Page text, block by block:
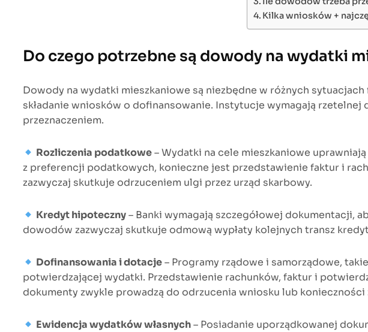
Kilka wniosków +
Do czego potrzebne są dowody na wydatki
Dowody na wydatki mieszkaniowe są niezbędne w różnych
składanie wniosków o dofinansowanie. Instytucje wymagają
przeznaczeniem.
Rozliczenia podatkowe– Wydatki na cele mieszkaniowe
z preferencji podatkowych, konieczne jest przedstawienie faktur i
zazwyczaj skutkuje odrzuceniem ulgi przez urząd skarbowy.
Kredyt hipoteczny– Banki wymagają szczegółowej dokumentacji,
dowodów zazwyczaj skutkuje odmową wypłaty kolejnych transz
Dofinansowania i dotacje– Programy rządowe i samorządowe,
potwierdzającej wydatki. Przedstawienie rachunków, faktur i
dokumenty zwykle prowadzą do odrzucenia wniosku lub
Ewidencja wydatków własnych– Posiadanie uporządkowanej